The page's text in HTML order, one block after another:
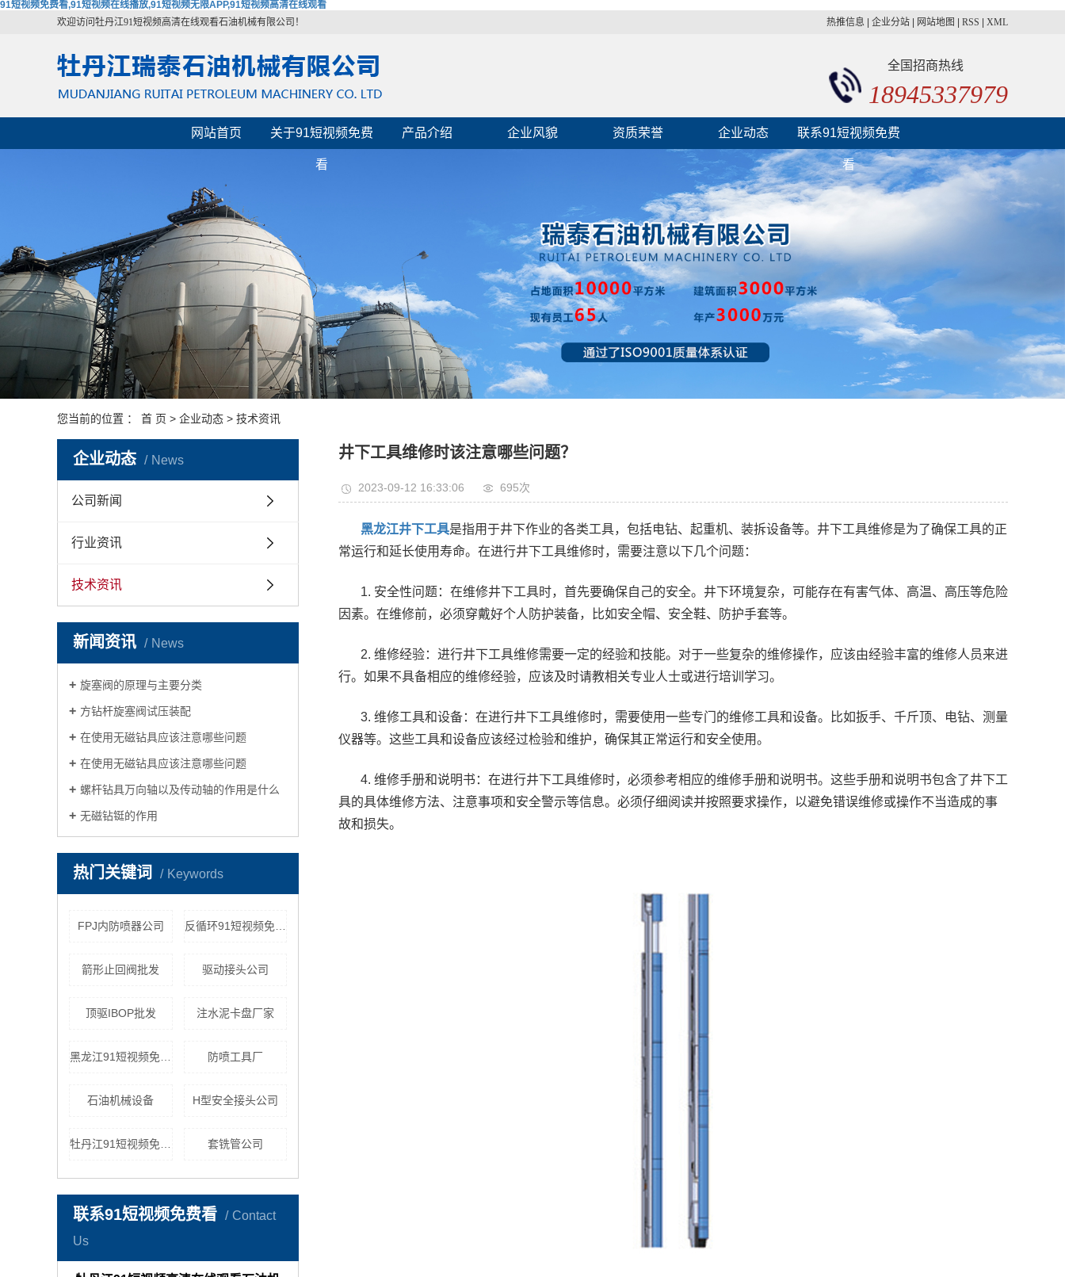
91短视频免费看,91短视频在线播放,91短视频无限APP,91短视频高清在线观看
欢迎访问牡丹江91短视频高清在线观看石油机械有限公司！
热推信息 企业分站 网站地图 RSS XML
全国招商热线
18945337979
网站首页 关于91短视频免费
看
产品介绍 企业风貌 资质荣誉 企业动态 联系91短视频免费
看
您当前的位置 ： 首 页 > 企业动态 > 技术资讯
企业动态 News
公司新闻
行业资讯
技术资讯
新闻资讯 News
旋塞阀的原理与主要分类
方钻杆旋塞阀试压装配
在使用无磁钻具应该注意哪些问题
在使用无磁钻具应该注意哪些问题
螺杆钻具万向轴以及传动轴的作用是什么
无磁钻铤的作用
热门关键词 Keywords
FPJ内防喷器公司
箭形止回阀批发 驱动接头公司
顶驱IBOP批发 注水泥卡盘厂家
防喷工具厂
石油机械设备 H型安全接头公司
套铣管公司
联系91短视频免费看
Contact
Us
井下工具维修时该注意哪些问题？
2023-09-12 16:33:06 695次
黑龙江井下工具是指用于井下作业的各类工具，包括电钻、起重机、装拆设备等。井下工具维修是为了确保工具的正
常运行和延长使用寿命。在进行井下工具维修时，需要注意以下几个问题：
1. 安全性问题：在维修井下工具时，首先要确保自己的安全。井下环境复杂，可能存在有害气体、高温、高压等危险
因素。在维修前，必须穿戴好个人防护装备，比如安全帽、安全鞋、防护手套等。
2. 维修经验：进行井下工具维修需要一定的经验和技能。对于一些复杂的维修操作，应该由经验丰富的维修人员来进
行。如果不具备相应的维修经验，应该及时请教相关专业人士或进行培训学习。
3. 维修工具和设备：在进行井下工具维修时，需要使用一些专门的维修工具和设备。比如扳手、千斤顶、电钻、测量
仪器等。这些工具和设备应该经过检验和维护，确保其正常运行和安全使用。
4. 维修手册和说明书：在进行井下工具维修时，必须参考相应的维修手册和说明书。这些手册和说明书包含了井下工
具的具体维修方法、注意事项和安全警示等信息。必须仔细阅读并按照要求操作，以避免错误维修或操作不当造成的事
故和损失。